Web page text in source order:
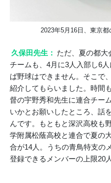
2023年5月16日、東京
久保田先生： ただ、夏の都大
チームも、4月に3人入部し6
ば野球はできません。そこで
紹介してもらいました。時間
督の宇野秀和先生に連合チー
いかとお願いしたところ、話
んです。もともと深沢高校も
学附属松蔭高校と連合で夏の
合が14人。うちの青鳥特支の
登録できるメンバーの上限20